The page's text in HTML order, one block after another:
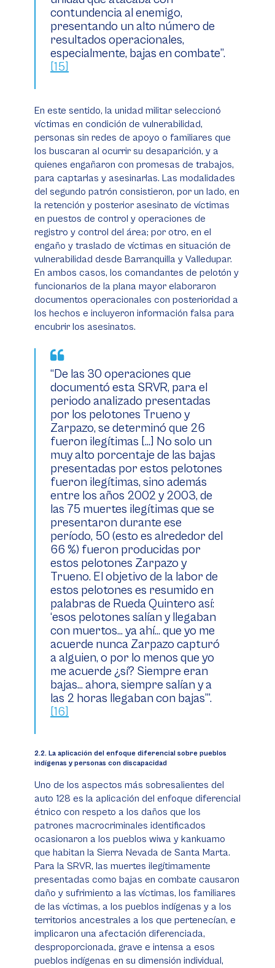
contundencia al enemigo,
presentando un alto número de
resultados operacionales,
especialmente, bajas en combate”.
[15]
En este sentido, la unidad militar seleccionó
víctimas en condición de vulnerabilidad,
personas sin redes de apoyo o familiares que
los buscaran al ocurrir su desaparición, y a
quienes engañaron con promesas de trabajos,
para captarlas y asesinarlas. Las modalidades
del segundo patrón consistieron, por un lado, en
la retención y posterior asesinato de víctimas
en puestos de control y operaciones de
registro y control del área; por otro, en el
engaño y traslado de víctimas en situación de
vulnerabilidad desde Barranquilla y Valledupar.
En ambos casos, los comandantes de pelotón y
funcionarios de la plana mayor elaboraron
documentos operacionales con posterioridad a
los hechos e incluyeron información falsa para
encubrir los asesinatos.
“De las 30 operaciones que
documentó esta SRVR, para el
periodo analizado presentadas
por los pelotones Trueno y
Zarpazo, se determinó que 26
fueron ilegítimas […] No solo un
muy alto porcentaje de las bajas
presentadas por estos pelotones
fueron ilegítimas, sino además
entre los años 2002 y 2003, de
las 75 muertes ilegítimas que se
presentaron durante ese
período, 50 (esto es alrededor del
66 %) fueron producidas por
estos pelotones Zarpazo y
Trueno. El objetivo de la labor de
estos pelotones es resumido en
palabras de Rueda Quintero así:
‘esos pelotones salían y llegaban
con muertos... ya ahí... que yo me
acuerde nunca Zarpazo capturó
a alguien, o por lo menos que yo
me acuerde ¿sí? Siempre eran
bajas... ahora, siempre salían y a
las 2 horas llegaban con bajas’”.
[16]
​​​​​​​2.2. La aplicación del enfoque diferencial sobre pueblos
indígenas y personas con discapacidad
Uno de los aspectos más sobresalientes del
auto 128 es la aplicación del enfoque diferencial
étnico con respeto a los daños que los
patrones macrocriminales identificados
ocasionaron a los pueblos wiwa y kankuamo
que habitan la Sierra Nevada de Santa Marta.
Para la SRVR, las muertes ilegítimamente
presentadas como bajas en combate causaron
daño y sufrimiento a las víctimas, los familiares
de las víctimas, a los pueblos indígenas y a los
territorios ancestrales a los que pertenecían, e
implicaron una afectación diferenciada,
desproporcionada, grave e intensa a esos
pueblos indígenas en su dimensión individual,